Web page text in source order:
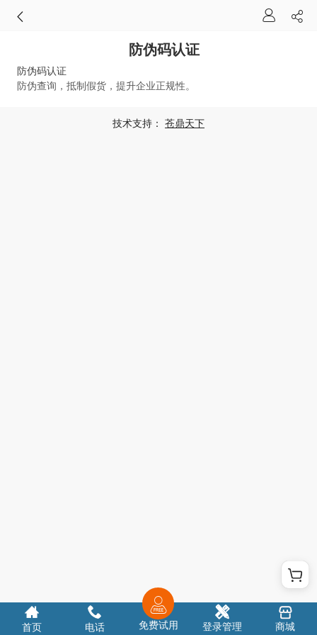
防伪码认证
防伪码认证
防伪查询，抵制假货，提升企业正规性。
技术支持： 苍鼎天下
首页 电话 免费试用 登录管理 商城